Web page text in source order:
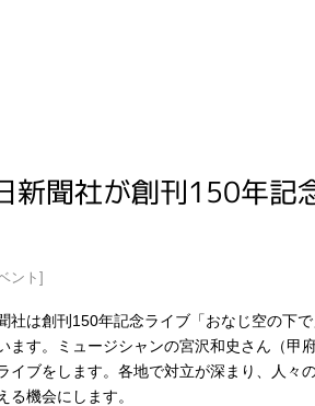
新聞社が創刊150年記
ント]
社は創刊 150年記念ライブ「おなじ空の下
ます。ミュージシャンの宮沢和史さん（甲
イブをします。各地で対立が深まり、人々
る機会にします。